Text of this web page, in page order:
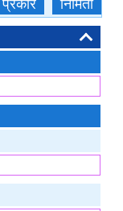
प्रकार निर्मिती